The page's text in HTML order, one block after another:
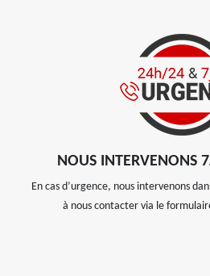
NOUS INTERVENONS
En cas d’urgence, nous intervenons
à nous contacter via le